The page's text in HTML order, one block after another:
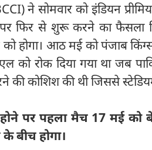
ने सोमवार को इंडियन
फिर से शुरू करने का फैसला
होगा। आठ मई को पंजाब
को रोक दिया गया था जब
की कोशिश की थी जिससे
पर पहला मैच 17 मई
बीच होगा।